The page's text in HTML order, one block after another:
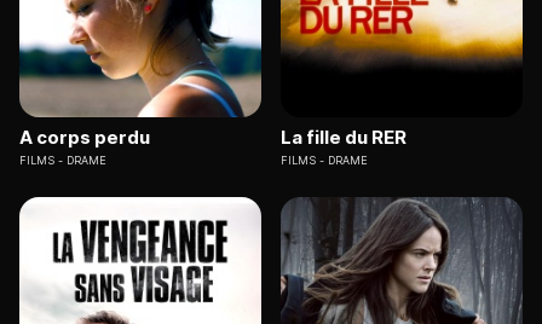
A corps perdu
FILMS DRAME
La fille du RER
FILMS DRAME